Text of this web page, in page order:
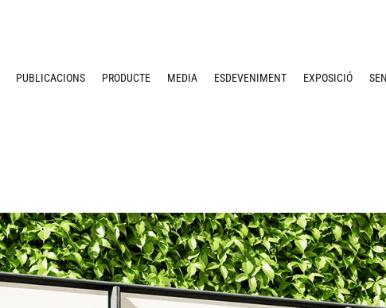
PUBLICACIONS PRODUCTE MEDIA ESDEVENIMENT EXPOSICIÓ